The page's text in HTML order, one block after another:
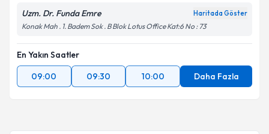
Kişisel verilerimin işlenmesine ilişkin
Aydınlatma
Metni'ni okudum ve kişisel verilerimin belirtilen
Takvim Talebini Gönder
Uzm. Dr. Funda Emre Haritada Göster
Konak Mah . 1. Badem Sok . B Blok Lotus Office Kat:6 No : 73
En Yakın Saatler
09:00
09:30 10:00 Daha Fazla